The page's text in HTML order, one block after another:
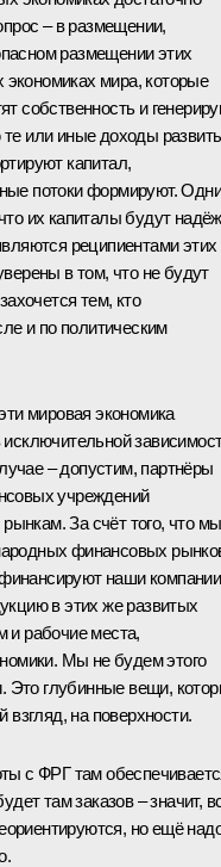
– в размещении,
размещении этих
экономиках мира, которые
собственность и
или иные доходы
капитал,
потоки формируют.
их капиталы будут
реципиентами этих
в том, что не будут
тем, кто
и по политическим
мировая экономика
– допустим, партнёры
учреждений
За счёт того, что мы
финансовых
наши
в этих же развитых
и рабочие места,
Мы не будем этого
Это глубинные вещи,
на поверхности.
с ФРГ там
там заказов – значит,
но ещё